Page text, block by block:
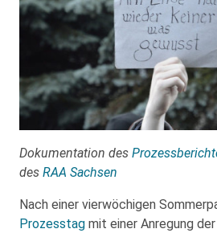
Dokumentation des
des RAA Sachsen
Nach einer vierwöchigen
Prozesstag mit einer Anregung